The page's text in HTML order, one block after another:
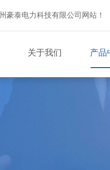
豪泰电力科技有限公司网站！
关于我们 产品